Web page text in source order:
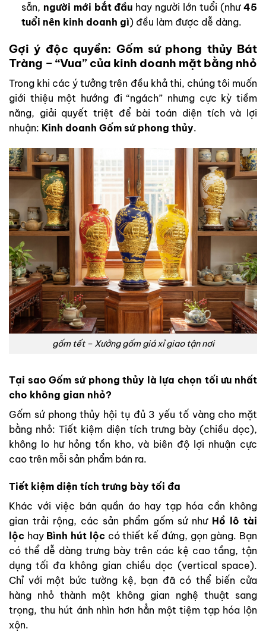
sẵn, người mới bắt đầu hay người lớn tuổi (như45
tuổi nên kinh doanh gì) đều làm được dễ dàng.
Gợi ý độc quyền: Gốm sứ phong thủy Bát
Tràng – “Vua” của kinh doanh mặt bằng nhỏ
Trong khi các ý tưởng trên đều khả thi, chúng tôi muốn
giới thiệu một hướng đi “ngách” nhưng cực kỳ tiềm
năng, giải quyết triệt để bài toán diện tích và lợi
nhuận: Kinh doanh Gốm sứ phong thủy.
gốm tết – Xưởng gốm giá xỉ giao tận nơi
Tại sao Gốm sứ phong thủy là lựa chọn tối ưu nhất
cho không gian nhỏ?
Gốm sứ phong thủy hội tụ đủ 3 yếu tố vàng cho mặt
bằng nhỏ: Tiết kiệm diện tích trưng bày (chiều dọc),
không lo hư hỏng tồn kho, và biên độ lợi nhuận cực
cao trên mỗi sản phẩm bán ra.
Tiết kiệm diện tích trưng bày tối đa
Khác với việc bán quần áo hay tạp hóa cần không
gian trải rộng, các sản phẩm gốm sứ như Hồ lô tài
lộc hay Bình hút lộc có thiết kế đứng, gọn gàng. Bạn
có thể dễ dàng trưng bày trên các kệ cao tầng, tận
dụng tối đa không gian chiều dọc (vertical space).
Chỉ với một bức tường kệ, bạn đã có thể biến cửa
hàng nhỏ thành một không gian nghệ thuật sang
trọng, thu hút ánh nhìn hơn hẳn một tiệm tạp hóa lộn
xộn.